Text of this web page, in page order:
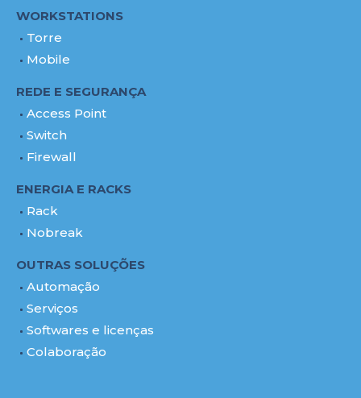
WORKSTATIONS
Torre
Mobile
REDE E SEGURANÇA
Access Point
Switch
Firewall
ENERGIA E RACKS
Rack
Nobreak
OUTRAS SOLUÇÕES
Automação
Serviços
Softwares e licenças
Colaboração